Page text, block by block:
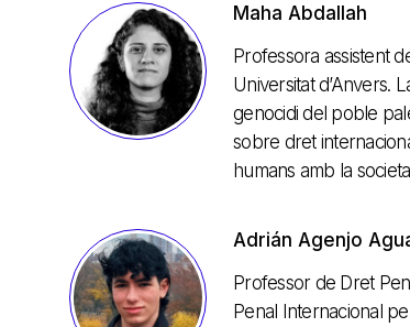
Maha Abdallah
Professora assistent
Universitat d’Anvers.
genocidi del poble
sobre dret
humans amb la
Adrián Agenjo
Professor de Dret
Penal Internacional